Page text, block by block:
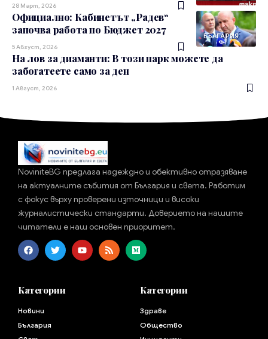
28 Март, 2026
БЪЛГАРИЯ
Официално: Кабинетът „Радев“
започва работа по Бюджет 2027
5 Август, 2026
На лов за диаманти: В този парк можете да
забогатеете само за ден
1 Август, 2026
NoviniteBG предлага надеждно и обективно отразяване
на актуалните събития от България и света. Работим
с фокус върху проверени източници и високи
журналистически стандарти. Доверието на нашите
читатели е наш основен приоритет.
Категории
Новини
България
Категории
Здраве
Общество